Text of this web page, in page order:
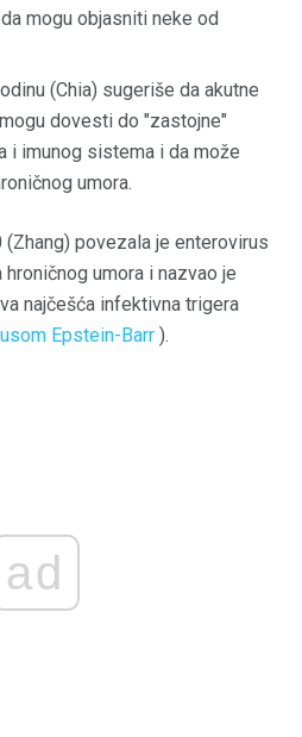
mogu objasniti neke od
(Chia) sugeriše da akutne
dovesti do "zastojne"
i imunog sistema i da može
umora.
povezala je enterovirus
umora i nazvao je
najčešća infektivna trigera
Epstein-Barr ).
ad